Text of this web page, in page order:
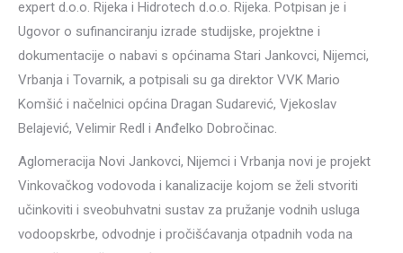
expert d.o.o. Rijeka i Hidrotech d.o.o. Rijeka. Potpisan je i
Ugovor o sufinanciranju izrade studijske, projektne i
dokumentacije o nabavi s općinama Stari Jankovci, Nijemci,
Vrbanja i Tovarnik, a potpisali su ga direktor VVK Mario
Komšić i načelnici općina Dragan Sudarević, Vjekoslav
Belajević, Velimir Redl i Anđelko Dobročinac.
Aglomeracija Novi Jankovci, Nijemci i Vrbanja novi je projekt
Vinkovačkog vodovoda i kanalizacije kojom se želi stvoriti
učinkoviti i sveobuhvatni sustav za pružanje vodnih usluga
vodoopskrbe, odvodnje i pročišćavanja otpadnih voda na